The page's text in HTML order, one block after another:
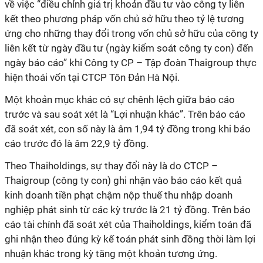
về việc “điều chỉnh giá trị khoản đầu tư vào công ty liên
kết theo phương pháp vốn chủ sở hữu theo tỷ lệ tương
ứng cho những thay đổi trong vốn chủ sở hữu của công ty
liên kết từ ngày đầu tư (ngày kiểm soát công ty con) đến
ngày báo cáo” khi Công ty CP – Tập đoàn Thaigroup thực
hiện thoái vốn tại CTCP Tôn Đản Hà Nội.
Một khoản mục khác có sự chênh lệch giữa báo cáo
trước và sau soát xét là “Lợi nhuận khác”. Trên báo cáo
đã soát xét, con số này là âm 1,94 tỷ đồng trong khi báo
cáo trước đó là âm 22,9 tỷ đồng.
Theo Thaiholdings, sự thay đổi này là do CTCP –
Thaigroup (công ty con) ghi nhận vào báo cáo kết quả
kinh doanh tiền phạt chậm nộp thuế thu nhập doanh
nghiệp phát sinh từ các kỳ trước là 21 tỷ đồng. Trên báo
cáo tài chính đã soát xét của Thaiholdings, kiểm toán đã
ghi nhận theo đúng kỳ kế toán phát sinh đồng thời làm lợi
nhuận khác trong kỳ tăng một khoản tương ứng.